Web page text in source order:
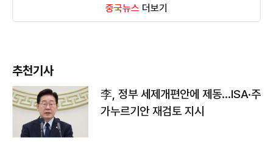
중국뉴스 더보기
추천기사
李, 정부 세제개편안에 제동…ISA·주
가누르기안 재검토 지시